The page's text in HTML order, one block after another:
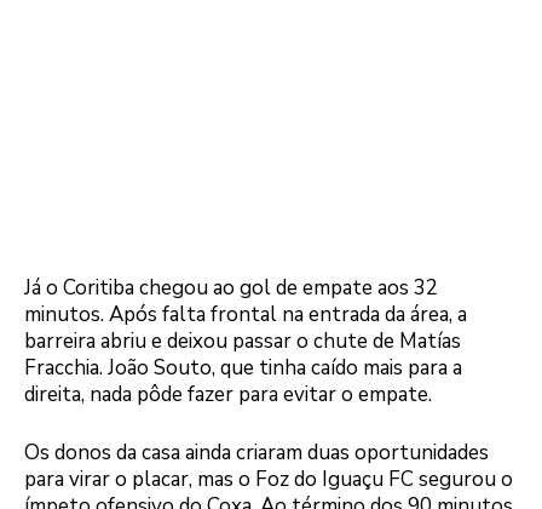
Já o Coritiba chegou ao gol de empate aos 32
minutos. Após falta frontal na entrada da área, a
barreira abriu e deixou passar o chute de Matías
Fracchia. João Souto, que tinha caído mais para a
direita, nada pôde fazer para evitar o empate.
Os donos da casa ainda criaram duas oportunidades
para virar o placar, mas o Foz do Iguaçu FC segurou o